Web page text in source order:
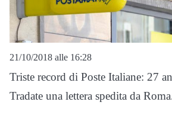
21/10/2018 alle 16:28
Triste record di Poste Italiane: 27
Tradate una lettera spedita da